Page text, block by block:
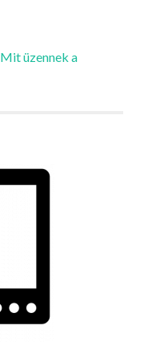
Mit üzennek a